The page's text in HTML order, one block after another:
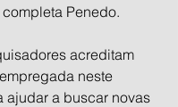
Penedo.
acreditam
neste
ajudar a buscar novas